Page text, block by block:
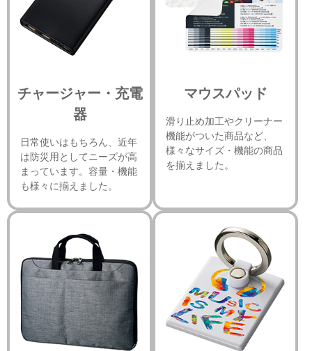
チャージャー・充電
器
日常使いはもちろん、近年
は防災用としてニーズが高
まっています。容量・機能
も様々に揃えました。
マウスパッド
滑り止め加工やクリーナー
機能がついた商品など、
様々なサイズ・機能の商品
を揃えました。